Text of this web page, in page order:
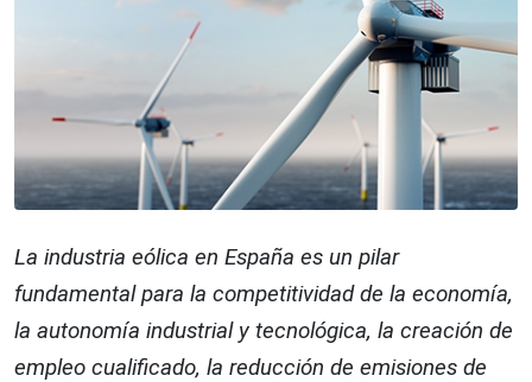
La industria eólica en España es un pilar
fundamental para la competitividad de la economía,
la autonomía industrial y tecnológica, la creación de
empleo cualificado, la reducción de emisiones de